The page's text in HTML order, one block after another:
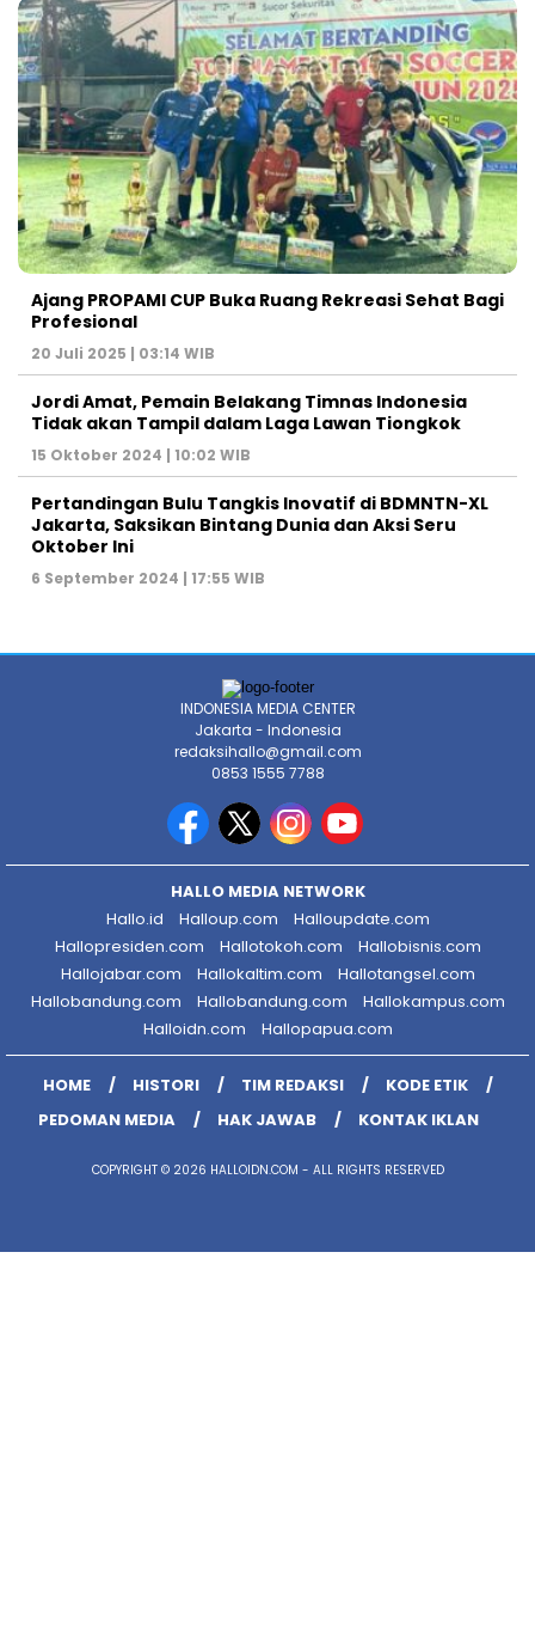
Ajang PROPAMI CUP Buka Ruang Rekreasi Sehat Bagi
Profesional
20 Juli 2025 | 03:14 WIB
Jordi Amat, Pemain Belakang Timnas Indonesia
Tidak akan Tampil dalam Laga Lawan Tiongkok
15 Oktober 2024 | 10:02 WIB
Pertandingan Bulu Tangkis Inovatif di BDMNTN-XL
Jakarta, Saksikan Bintang Dunia dan Aksi Seru
Oktober Ini
6 September 2024 | 17:55 WIB
INDONESIA MEDIA CENTER
Jakarta - Indonesia
redaksihallo@gmail.com
0853 1555 7788
HALLO MEDIA NETWORK
Hallo.id
Halloup.com
Halloupdate.com
Hallopresiden.com
Hallotokoh.com
Hallobisnis.com
Hallojabar.com
Hallokaltim.com
Hallotangsel.com
Hallobandung.com
Hallobandung.com
Hallokampus.com
Halloidn.com
Hallopapua.com
HOME HISTORI TIM REDAKSI
KODE ETIK
PEDOMAN MEDIA
HAK JAWAB KONTAK IKLAN
COPYRIGHT © 2026 HALLOIDN.COM - ALL RIGHTS RESERVED